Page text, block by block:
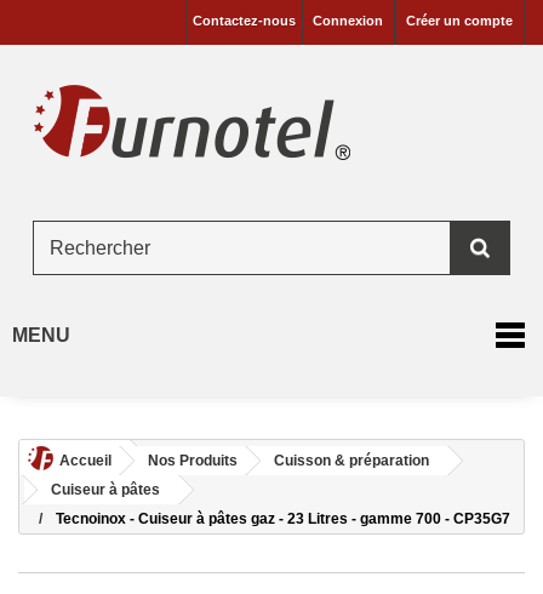
Créer un compte
Connexion
Contactez-nous
MENU
Accueil Nos Produits
Cuisson & préparation
Cuiseur à pâtes
Tecnoinox - Cuiseur à pâtes gaz - 23 Litres - gamme 700 - CP35G7